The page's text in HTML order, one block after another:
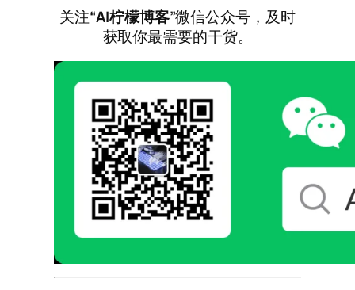
关注“AI柠檬博客”微信公众号，及时
获取你最需要的干货。